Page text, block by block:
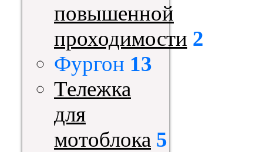
повышенной
проходимости 2
Фургон 13
Тележка
для
мотоблока 5